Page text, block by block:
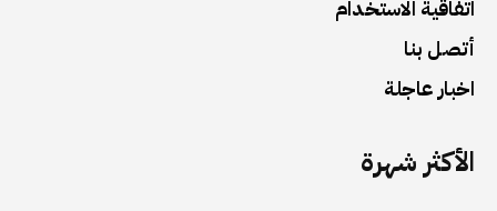
اتفاقية الاستخدام
أتصل بنا
اخبار عاجلة
الأكثر شهرة